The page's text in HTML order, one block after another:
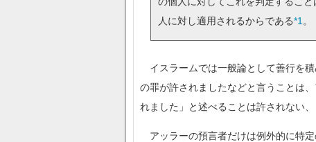
人に対し適用されるからである*1 。
イスラームでは一般論として善行を
の罪が許されましたなどと言うことは
れました」と述べることは許されない、
アッラーの預言者だけは例外的に特定